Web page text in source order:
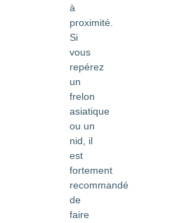
à
proximité.
Si
vous
repérez
un
frelon
asiatique
ou un
nid, il
est
fortement
recommandé
de
faire